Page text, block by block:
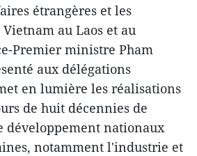
étrangères et les
au Laos et au
Premier ministre Pham
aux délégations
en lumière les réalisations
de huit décennies de
développement nationaux
notamment l'industrie et